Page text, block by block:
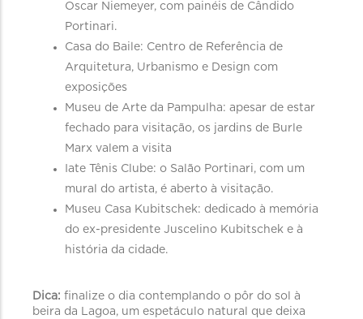
Oscar Niemeyer, com painéis de Cândido
Portinari.
Casa do Baile: Centro de Referência de
Arquitetura, Urbanismo e Design com
exposições
Museu de Arte da Pampulha: apesar de estar
fechado para visitação, os jardins de Burle
Marx valem a visita
Iate Tênis Clube: o Salão Portinari, com um
mural do artista, é aberto à visitação.
Museu Casa Kubitschek: dedicado à memória
do ex-presidente Juscelino Kubitschek e à
história da cidade.
Dica:finalize o dia contemplando o pôr do sol à
beira da Lagoa, um espetáculo natural que deixa